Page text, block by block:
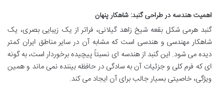
اهمیت هندسه در طراحی گنبد: شاهکار پنهان
گنبد هرمی شکل بقعه شیخ زاهد گیلانی، فراتر از یک زیبایی بصری، یک
شاهکار مهندسی و هندسی است که مشابه آن در سایر مناطق ایران کمتر
دیده می شود. این گنبد از هندسه ای نسبتاً پیچیده برخوردار است، به گونه
ای که فرم کلی و جزئیات آن به سادگی در حافظه بیننده نمی ماند و همین
ویژگی، خاصیتی بسیار جالب برای آن ایجاد می کند.